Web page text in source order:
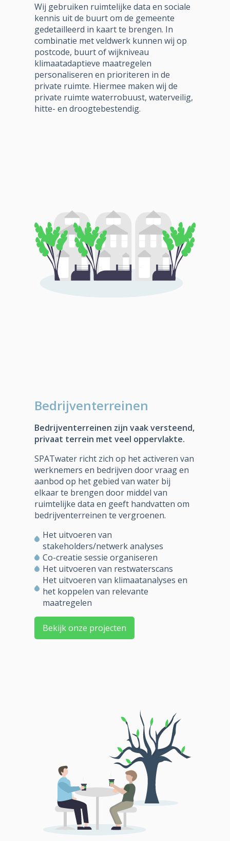
Wij gebruiken ruimtelijke data en sociale
kennis uit de buurt om de gemeente
gedetailleerd in kaart te brengen. In
combinatie met veldwerk kunnen wij op
postcode, buurt of wijkniveau
klimaatadaptieve maatregelen
personaliseren en prioriteren in de
private ruimte. Hiermee maken wij de
private ruimte waterrobuust, waterveilig,
hitte- en droogtebestendig.
Bedrijventerreinen
Bedrijventerreinen zijn vaak versteend,
privaat terrein met veel oppervlakte.
SPATwater richt zich op het activeren van
werknemers en bedrijven door vraag en
aanbod op het gebied van water bij
elkaar te brengen door middel van
ruimtelijke data en geeft handvatten om
bedrijventerreinen te vergroenen.
Het uitvoeren van
stakeholders/netwerk analyses
Co-creatie sessie organiseren
Het uitvoeren van restwaterscans
Het uitvoeren van klimaatanalyses en
het koppelen van relevante
maatregelen
Bekijk onze projecten